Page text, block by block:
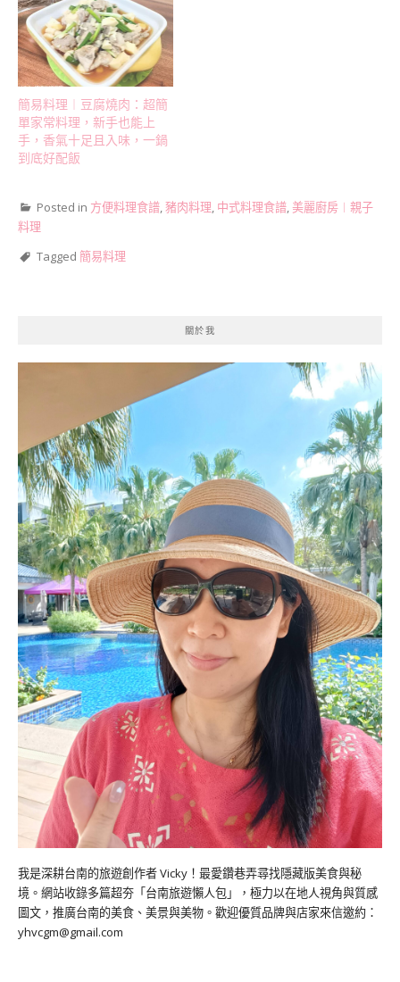
簡易料理︱豆腐燒肉：超簡
單家常料理，新手也能上
手，香氣十足且入味，一鍋
到底好配飯
Posted in 方便料理食譜,豬肉料理, 中式料理食譜,美麗廚房︱親子
料理
Tagged 簡易料理
關於我
我是深耕台南的旅遊創作者 Vicky！最愛鑽巷弄尋找隱藏版美食與秘
境。網站收錄多篇超夯「台南旅遊懶人包」，極力以在地人視角與質感
圖文，推廣台南的美食、美景與美物。歡迎優質品牌與店家來信邀約：
yhvcgm@gmail.com